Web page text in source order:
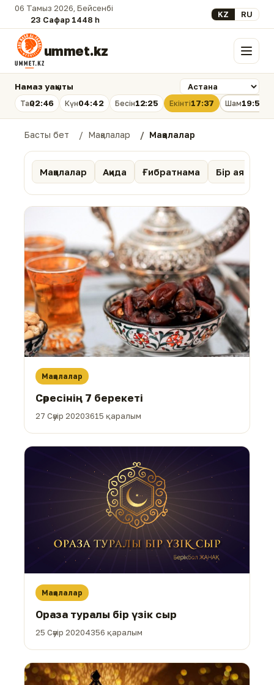
06 Тамыз 2026, Бейсенбі
23 Сафар 1448 һ.
Select your
KZ RU
ummet.kz Мәзір
Намаз уақыты
Таң02:46 Күн04:42 Бесін12:25 Екінті17:37 Шам19:58
Басты бет Мақалалар Мақалалар
Мақалалар Ақида Ғибратнама Бір аят
Мақалалар
Сәресінің 7 берекеті
27 Сәуір 20203615 қаралым
Мақалалар
Ораза туралы бір үзік сыр
25 Сәуір 20204356 қаралым